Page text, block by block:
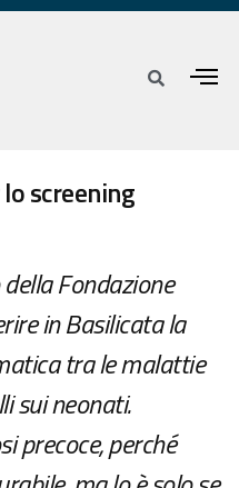
screening
Fondazione
in Basilicata la
tra le malattie
sui neonati.
precoce, perché